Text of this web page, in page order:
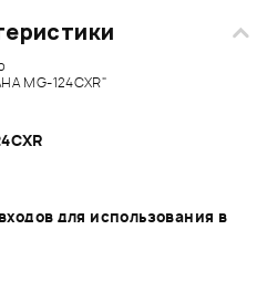
MG-124CXR"
для использования в